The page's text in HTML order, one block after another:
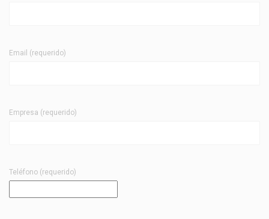
Email (requerido)
Empresa (requerido)
Teléfono (requerido)